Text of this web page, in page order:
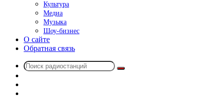
Культура
Медиа
Музыка
Шоу-бизнес
О сайте
Обратная связь
Поиск